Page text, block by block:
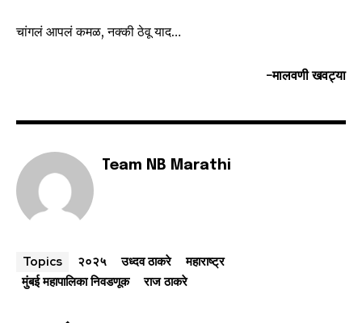
चांगलं आपलं कमळ, नक्की ठेवू याद…
-मालवणी खवट्या
Team NB Marathi
Topics २०२५ उध्दव ठाकरे
महाराष्ट्र
मुंबई महापालिका निवडणूक
राज ठाकरे